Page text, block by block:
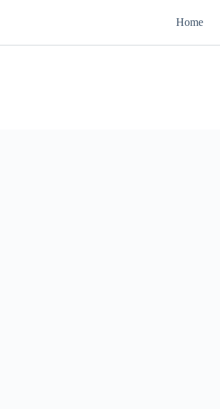
inhoud
Home